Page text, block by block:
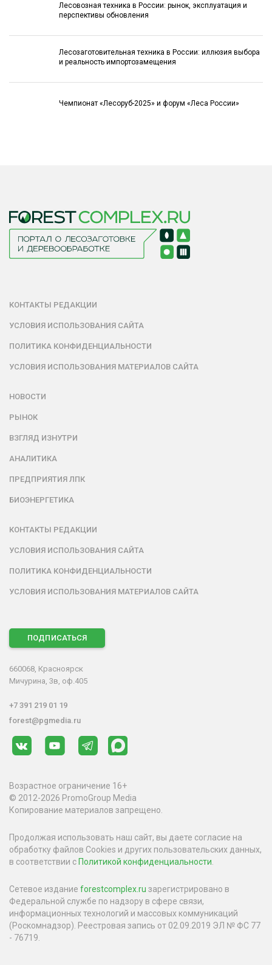
Лесовозная техника в России: рынок, эксплуатация и
перспективы обновления
Лесозаготовительная техника в России: иллюзия выбора
и реальность импортозамещения
Чемпионат «Лесоруб-2025» и форум «Леса России»
КОНТАКТЫ РЕДАКЦИИ
УСЛОВИЯ ИСПОЛЬЗОВАНИЯ САЙТА
ПОЛИТИКА КОНФИДЕНЦИАЛЬНОСТИ
УСЛОВИЯ ИСПОЛЬЗОВАНИЯ МАТЕРИАЛОВ САЙТА
НОВОСТИ
РЫНОК
ВЗГЛЯД ИЗНУТРИ
АНАЛИТИКА
ПРЕДПРИЯТИЯ ЛПК
БИОЭНЕРГЕТИКА
КОНТАКТЫ РЕДАКЦИИ
УСЛОВИЯ ИСПОЛЬЗОВАНИЯ САЙТА
ПОЛИТИКА КОНФИДЕНЦИАЛЬНОСТИ
УСЛОВИЯ ИСПОЛЬЗОВАНИЯ МАТЕРИАЛОВ САЙТА
ПОДПИСАТЬСЯ
660068, Красноярск
Мичурина, 3в, оф.405
+7 391 219 01 19
forest@pgmedia.ru
Возрастное ограничение 16+
© 2012-2026 PromoGroup Media
Копирование материалов запрещено.
Продолжая использовать наш сайт, вы даете согласие на
обработку файлов Cookies и других пользовательских данных,
в соответствии сПолитикой конфиденциальности
Сетевое издание forestcomplex.ru зарегистрировано в
Федеральной службе по надзору в сфере связи,
информационных технологий и массовых коммуникаций
(Роскомнадзор). Реестровая запись от 02.09.2019 ЭЛ № ФС 77
- 76719.